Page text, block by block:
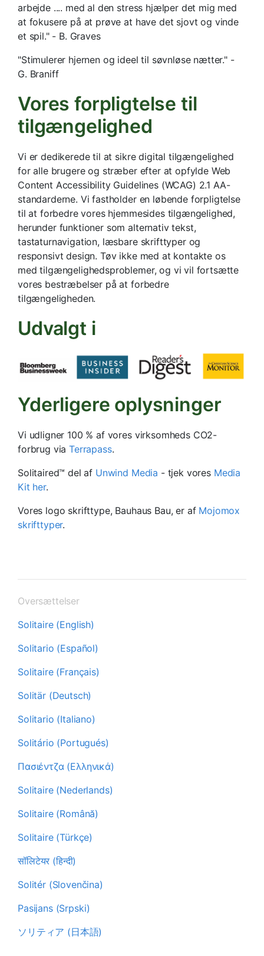
arbejde .... med al den stress hjælper det mig med
at fokusere på at prøve at have det sjovt og vinde
et spil." - B. Graves
"Stimulerer hjernen og ideel til søvnløse nætter." -
G. Braniff
Vores forpligtelse til
tilgængelighed
Vi er dedikerede til at sikre digital tilgængelighed
for alle brugere og stræber efter at opfylde Web
Content Accessibility Guidelines (WCAG) 2.1 AA-
standarderne. Vi fastholder en løbende forpligtelse
til at forbedre vores hjemmesides tilgængelighed,
herunder funktioner som alternativ tekst,
tastaturnavigation, læsbare skrifttyper og
responsivt design. Tøv ikke med at kontakte os
med tilgængelighedsproblemer, og vi vil fortsætte
vores bestræbelser på at forbedre
tilgængeligheden.
Udvalgt i
Yderligere oplysninger
Vi udligner 100 % af vores virksomheds CO2-
forbrug viaTerrapass.
Solitaired™ del af Unwind Media - tjek vores Media
Kit her.
Vores logo skrifttype, Bauhaus Bau, er af Mojomox
skrifttyper.
Oversættelser
Solitaire (English)
Solitario (Español)
Solitaire (Français)
Solitär (Deutsch)
Solitario (Italiano)
Solitário (Portugués)
Πασιέντζα (Ελληνικά)
Solitaire (Nederlands)
Solitaire (Română)
Solitaire (Türkçe)
सॉलिटेयर (हिन्दी)
Solitér (Slovenčina)
Pasijans (Srpski)
ソリティア (日本語)